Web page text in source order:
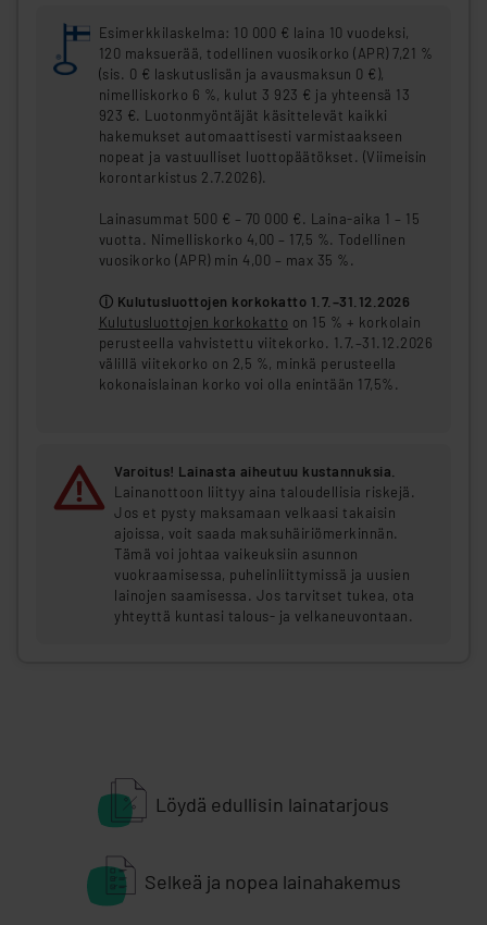
Esimerkkilaskelma: 10 000 € laina 10 vuodeksi,
120 maksuerää, todellinen vuosikorko (APR) 7,21 %
(sis. 0 € laskutuslisän ja avausmaksun 0 €),
nimelliskorko 6 %, kulut 3 923 € ja yhteensä 13
923 €. Luotonmyöntäjät käsittelevät kaikki
hakemukset automaattisesti varmistaakseen
nopeat ja vastuulliset luottopäätökset. (Viimeisin
korontarkistus 2.7.2026).
Lainasummat 500 € – 70 000 €. Laina-aika 1 – 15
vuotta. Nimelliskorko 4,00 – 17,5 %. Todellinen
vuosikorko (APR) min 4,00 – max 35 %.
ⓘ Kulutusluottojen korkokatto 1.7.–31.12.2026
Kulutusluottojen korkokatto on 15 % + korkolain
perusteella vahvistettu viitekorko. 1.7.–31.12.2026
välillä viitekorko on 2,5 %, minkä perusteella
kokonaislainan korko voi olla enintään 17,5%.
Varoitus! Lainasta aiheutuu kustannuksia.
Lainanottoon liittyy aina taloudellisia riskejä.
Jos et pysty maksamaan velkaasi takaisin
ajoissa, voit saada maksuhäiriömerkinnän.
Tämä voi johtaa vaikeuksiin asunnon
vuokraamisessa, puhelinliittymissä ja uusien
lainojen saamisessa. Jos tarvitset tukea, ota
yhteyttä kuntasi talous- ja velkaneuvontaan.
Löydä edullisin lainatarjous
Selkeä ja nopea lainahakemus